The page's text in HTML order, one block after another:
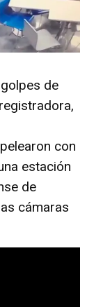
de
con
estación
de
cámaras